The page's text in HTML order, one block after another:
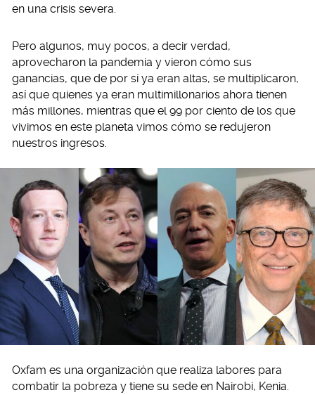
en una crisis severa.
Pero algunos, muy pocos, a decir verdad,
aprovecharon la pandemia y vieron cómo sus
ganancias, que de por sí ya eran altas, se multiplicaron,
así que quienes ya eran multimillonarios ahora tienen
más millones, mientras que el 99 por ciento de los que
vivimos en este planeta vimos cómo se redujeron
nuestros ingresos.
Oxfam es una organización que realiza labores para
combatir la pobreza y tiene su sede en Nairobi, Kenia.